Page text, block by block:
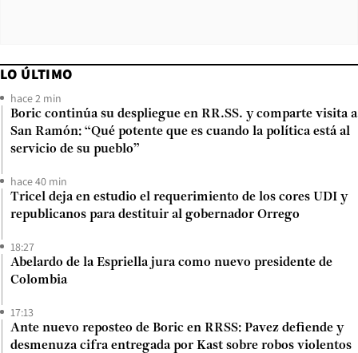
LO ÚLTIMO
hace 2 min
Boric continúa su despliegue en RR.SS. y comparte visita a
San Ramón: “Qué potente que es cuando la política está al
servicio de su pueblo”
hace 40 min
Tricel deja en estudio el requerimiento de los cores UDI y
republicanos para destituir al gobernador Orrego
18:27
Abelardo de la Espriella jura como nuevo presidente de
Colombia
17:13
Ante nuevo reposteo de Boric en RRSS: Pavez defiende y
desmenuza cifra entregada por Kast sobre robos violentos